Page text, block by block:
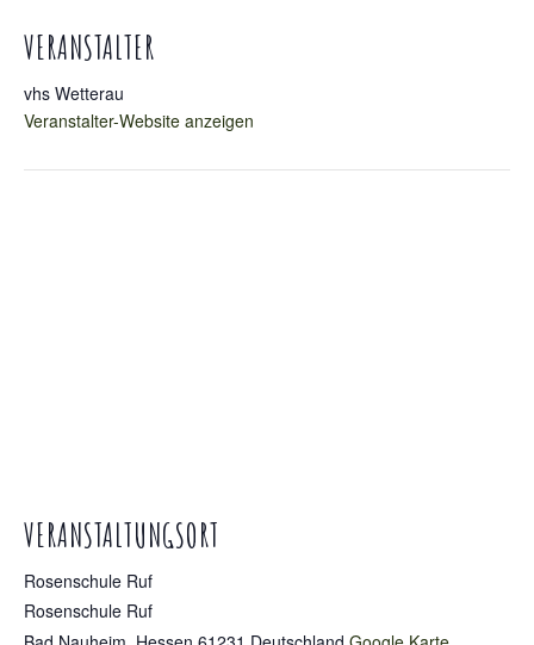
VERANSTALTER
vhs Wetterau
Veranstalter-Website anzeigen
VERANSTALTUNGSORT
Rosenschule Ruf
Rosenschule Ruf